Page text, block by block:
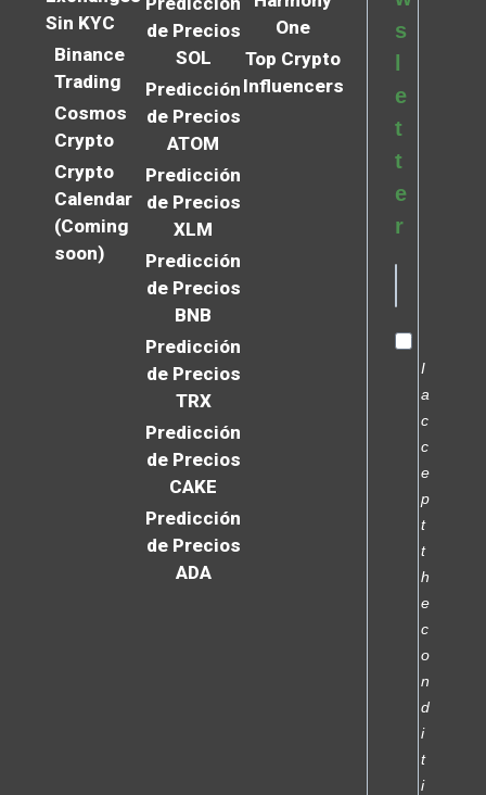
Sin KYC
Binance
Trading
Cosmos
Crypto
Crypto
Calendar
(Coming
soon)
de Precios
SOL
Predicción
de Precios
ATOM
Predicción
de Precios
XLM
Predicción
de Precios
BNB
Predicción
de Precios
TRX
Predicción
de Precios
CAKE
Predicción
de Precios
ADA
One
Top Crypto
Influencers
s
e
t
t
e
r
I
a
c
c
e
p
t
t
h
e
c
o
n
d
i
t
i